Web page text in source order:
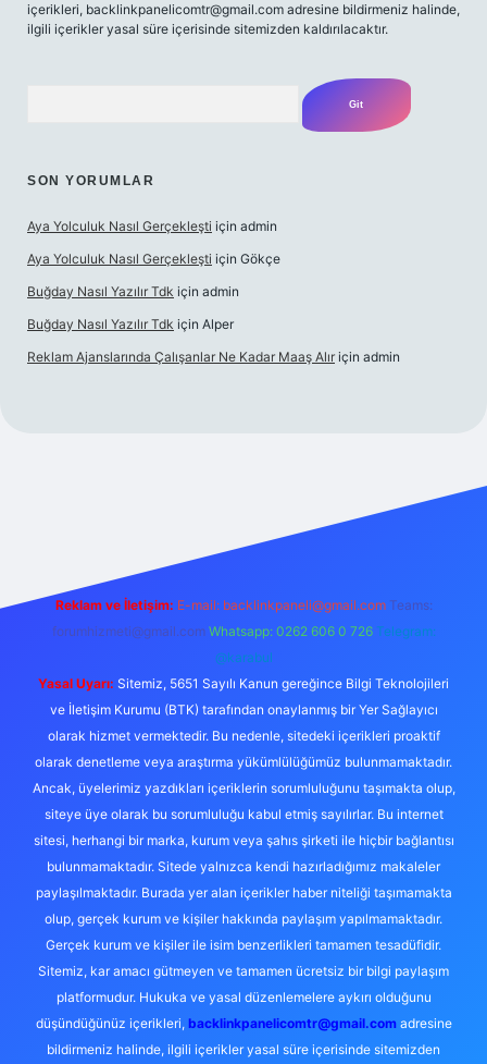
içerikleri, backlinkpanelicomtr@gmail.com adresine bildirmeniz halinde,
ilgili içerikler yasal süre içerisinde sitemizden kaldırılacaktır.
SON YORUMLAR
Aya Yolculuk Nasıl Gerçekleşti için admin
Aya Yolculuk Nasıl Gerçekleşti için Gökçe
Buğday Nasıl Yazılır Tdk için admin
Buğday Nasıl Yazılır Tdk için Alper
Reklam Ajanslarında Çalışanlar Ne Kadar Maaş Alır için admin
Reklam ve İletişim: E-mail: backlinkpaneli@gmail.com Teams:
forumhizmeti@gmail.com Whatsapp: 0262 606 0 726 Telegram:
@karabul
Yasal Uyarı: Sitemiz, 5651 Sayılı Kanun gereğince Bilgi Teknolojileri
ve İletişim Kurumu (BTK) tarafından onaylanmış bir Yer Sağlayıcı
olarak hizmet vermektedir. Bu nedenle, sitedeki içerikleri proaktif
olarak denetleme veya araştırma yükümlülüğümüz bulunmamaktadır.
Ancak, üyelerimiz yazdıkları içeriklerin sorumluluğunu taşımakta olup,
siteye üye olarak bu sorumluluğu kabul etmiş sayılırlar. Bu internet
sitesi, herhangi bir marka, kurum veya şahıs şirketi ile hiçbir bağlantısı
bulunmamaktadır. Sitede yalnızca kendi hazırladığımız makaleler
paylaşılmaktadır. Burada yer alan içerikler haber niteliği taşımamakta
olup, gerçek kurum ve kişiler hakkında paylaşım yapılmamaktadır.
Gerçek kurum ve kişiler ile isim benzerlikleri tamamen tesadüfidir.
Sitemiz, kar amacı gütmeyen ve tamamen ücretsiz bir bilgi paylaşım
platformudur. Hukuka ve yasal düzenlemelere aykırı olduğunu
düşündüğünüz içerikleri, backlinkpanelicomtr@gmail.comadresine
bildirmeniz halinde, ilgili içerikler yasal süre içerisinde sitemizden